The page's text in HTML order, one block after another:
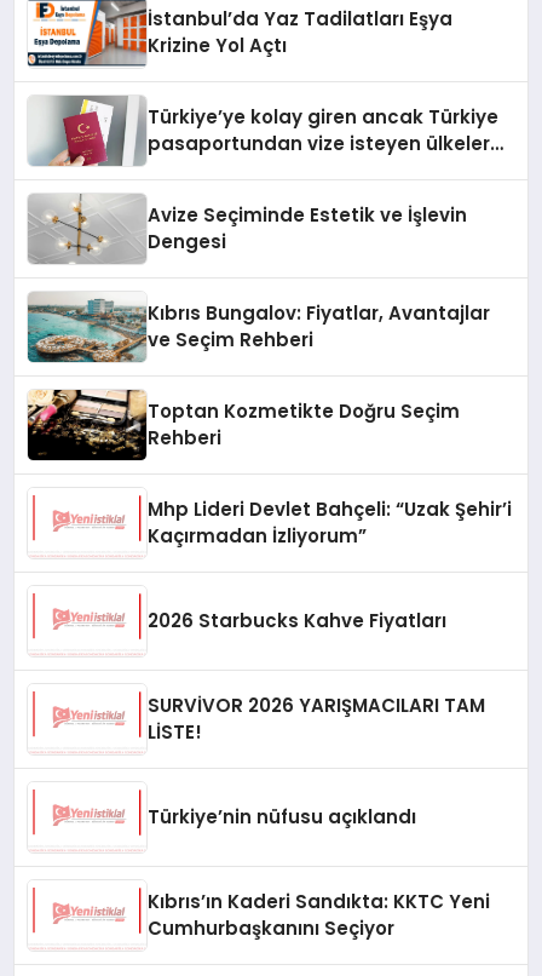
İstanbul’da Yaz Tadilatları Eşya
Krizine Yol Açtı
Türkiye’ye kolay giren ancak Türkiye
pasaportundan vize isteyen ülkeler
Avize Seçiminde Estetik ve İşlevin
Dengesi
Kıbrıs Bungalov: Fiyatlar, Avantajlar
ve Seçim Rehberi
Toptan Kozmetikte Doğru Seçim
Rehberi
Mhp Lideri Devlet Bahçeli: “Uzak Şehir’i
Kaçırmadan İzliyorum”
2026 Starbucks Kahve Fiyatları
SURVİVOR 2026 YARIŞMACILARI TAM
LİSTE!
Türkiye’nin nüfusu açıklandı
Kıbrıs’ın Kaderi Sandıkta: KKTC Yeni
Cumhurbaşkanını Seçiyor